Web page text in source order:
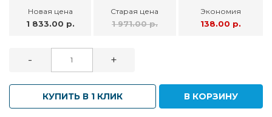
Новая цена
1 833.00 р.
Старая цена
1 971.00 р.
Экономия
138.00 р.
- +
КУПИТЬ В 1 КЛИК В КОРЗИНУ